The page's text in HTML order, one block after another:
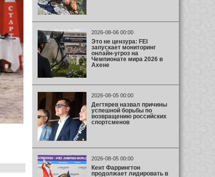
2026-08-06 00:00
Это не цензура: FEI
запускает мониторинг
онлайн-угроз на
Чемпионате мира 2026 в
Ахене
2026-08-05 00:00
Дегтярев назвал причины
успешной борьбы по
возвращению российских
спортсменов
2026-08-05 00:00
Кент Фаррингтон
продолжает лидировать в